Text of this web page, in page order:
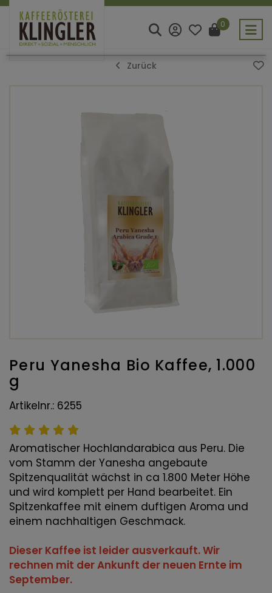
0
Zurück
Peru Yanesha Bio Kaffee, 1.000
g
Artikelnr.: 6255
Aromatischer Hochlandarabica aus Peru. Die
vom Stamm der Yanesha angebaute
Spitzenqualität wächst in ca 1.800 Meter Höhe
und wird komplett per Hand bearbeitet. Ein
Spitzenkaffee mit einem duftigen Aroma und
einem nachhaltigen Geschmack.
Dieser Kaffee ist leider ausverkauft. Wir
rechnen mit der Ankunft der neuen Ernte im
September.